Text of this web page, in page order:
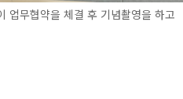
업무협약을 체결 후 기념촬영을 하고